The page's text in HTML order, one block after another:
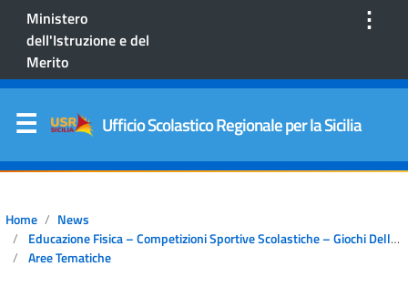
Ministero
dell'Istruzione e del
Merito
⋮
Ufficio Scolastico Regionale per la Sicilia
Home
News
Educazione Fisica – Competizioni Sportive Scolastiche – Giochi Della Gioventù
Aree Tematiche